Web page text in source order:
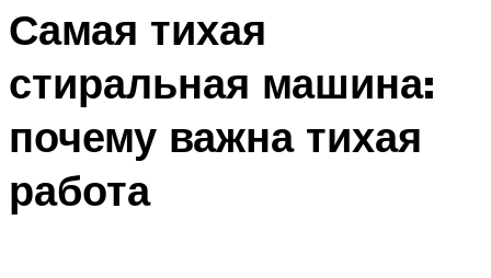
Самая тихая
стиральная машина:
почему важна тихая
работа